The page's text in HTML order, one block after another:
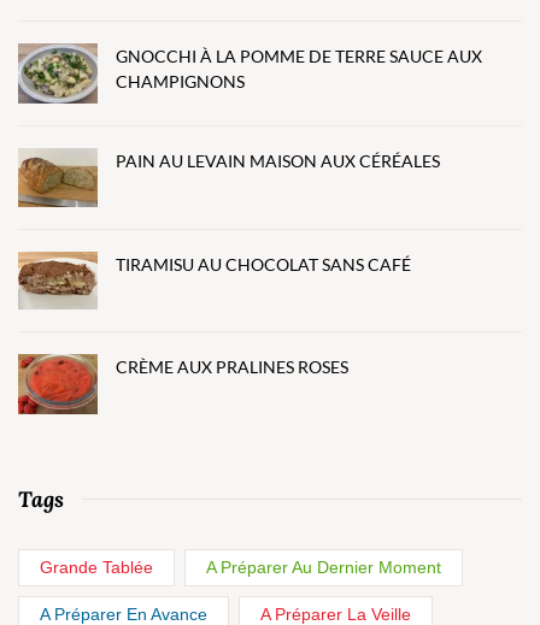
GNOCCHI À LA POMME DE TERRE SAUCE AUX
CHAMPIGNONS
PAIN AU LEVAIN MAISON AUX CÉRÉALES
TIRAMISU AU CHOCOLAT SANS CAFÉ
CRÈME AUX PRALINES ROSES
Tags
Grande Tablée A Préparer Au Dernier Moment
A Préparer En Avance A Préparer La Veille